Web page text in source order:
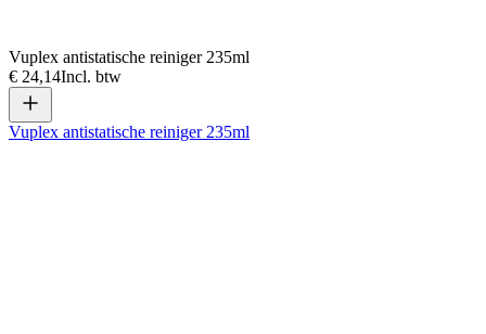
Vuplex antistatische reiniger 235ml
€ 24,14Incl. btw
Vuplex antistatische reiniger 235ml